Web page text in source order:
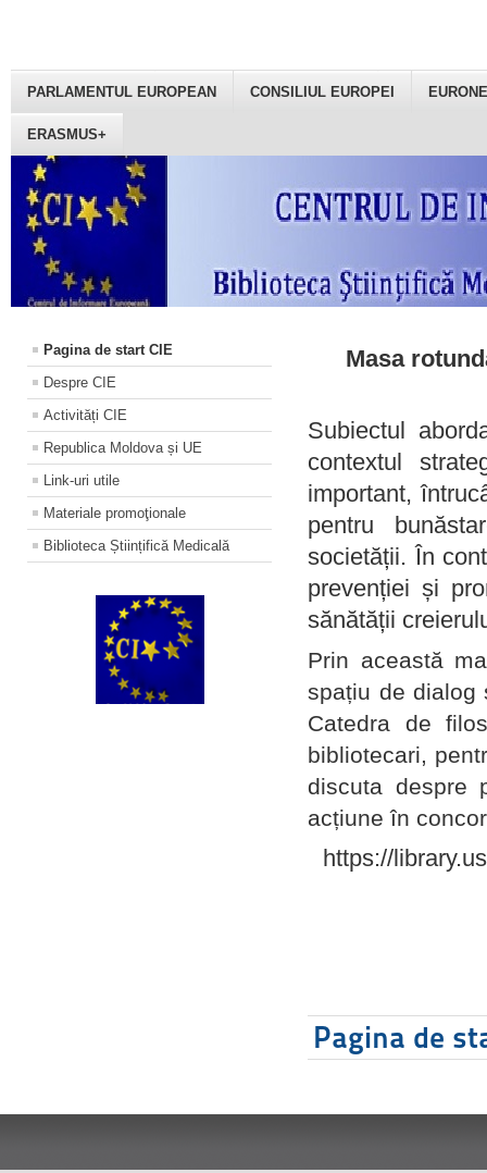
PARLAMENTUL EUROPEAN CONSILIUL EUROPEI
ERASMUS+
Pagina de start CIE
Despre CIE
Activități CIE
Republica Moldova și UE
Link-uri utile
Materiale promoţionale
Biblioteca Științifică Medicală
Masa
Subiectul
contextul
important,
pentru
societății. În
prevenției și
sănătății
Prin această
spațiu de dialog
Catedra de
bibliotecari,
discuta despre
acțiune în
https://
Pagina de